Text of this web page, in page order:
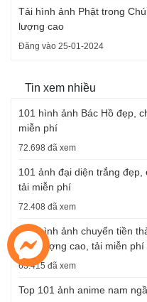
Tải hình ảnh Phật trong
lượng cao
Đăng vào 25-01-2024
Tin xem nhiều
101 hình ảnh Bác Hồ đẹp,
miễn phí
72.698 đã xem
101 ảnh đại diện trắng đẹp,
tải miễn phí
72.408 đã xem
101 hình ảnh chuyển tiền
chất lượng cao, tải miễn phí
63.415 đã xem
Top 101 ảnh anime nam